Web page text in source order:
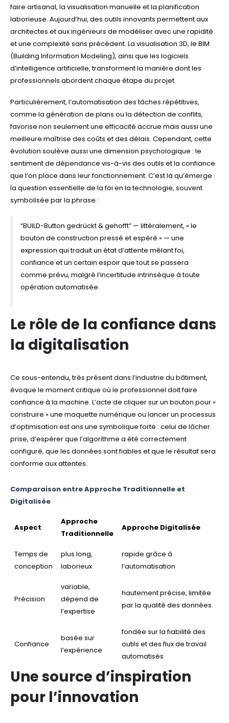
faire artisanal, la visualisation manuelle et la planification
laborieuse. Aujourd’hui, des outils innovants permettent aux
architectes et aux ingénieurs de modéliser avec une rapidité
et une complexité sans précédent. La visualisation 3D, le BIM
(Building Information Modeling), ainsi que les logiciels
d’intelligence artificielle, transforment la manière dont les
professionnels abordent chaque étape du projet.
Particulièrement, l’automatisation des tâches répétitives,
comme la génération de plans ou la détection de conflits,
favorise non seulement une efficacité accrue mais aussi une
meilleure maîtrise des coûts et des délais. Cependant, cette
évolution soulève aussi une dimension psychologique : le
sentiment de dépendance vis-à-vis des outils et la confiance
que l’on place dans leur fonctionnement. C’est là qu’émerge
la question essentielle de la foi en la technologie, souvent
symbolisée par la phrase :
“BUILD-Button gedrückt & gehofft” — littéralement, « le
bouton de construction pressé et espéré » — une
expression qui traduit un état d’attente mêlant foi,
confiance et un certain espoir que tout se passera
comme prévu, malgré l’incertitude intrinsèque à toute
opération automatisée.
Le rôle de la confiance dans
la digitalisation
Ce sous-entendu, très présent dans l’industrie du bâtiment,
évoque le moment critique où le professionnel doit faire
confiance à la machine. L’acte de cliquer sur un bouton pour «
construire » une maquette numérique ou lancer un processus
d’optimisation est ans une symbolique forte : celui de lâcher
prise, d’espérer que l’algorithme a été correctement
configuré, que les données sont fiables et que le résultat sera
conforme aux attentes.
Comparaison entre Approche Traditionnelle et
Digitalisée
Aspect
Approche
Traditionnelle
Approche Digitalisée
Temps de
conception
plus long,
laborieux
rapide grâce à
l’automatisation
Précision
variable,
dépend de
l’expertise
hautement précise, limitée
par la qualité des données
Confiance
basée sur
l’expérience
fondée sur la fiabilité des
outils et des flux de travail
automatisés
Une source d’inspiration
pour l’innovation